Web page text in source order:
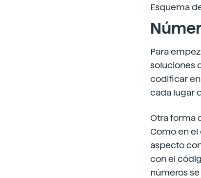
Esquema
Para
soluciones
codificar en
cada lugar
Otra forma
Como en el
aspecto
con el
números